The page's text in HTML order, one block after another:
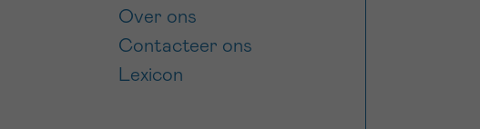
Over ons
Contacteer ons
Lexicon